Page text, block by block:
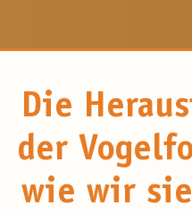
Die
der
wie wir